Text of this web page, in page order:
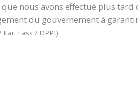
nous avons effectué plus tard
du gouvernement à
Itar-Tass / DPPI)